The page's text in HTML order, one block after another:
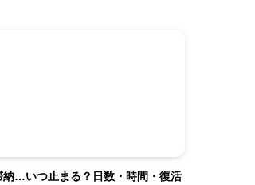
納…いつ止まる？日数・時間・復活